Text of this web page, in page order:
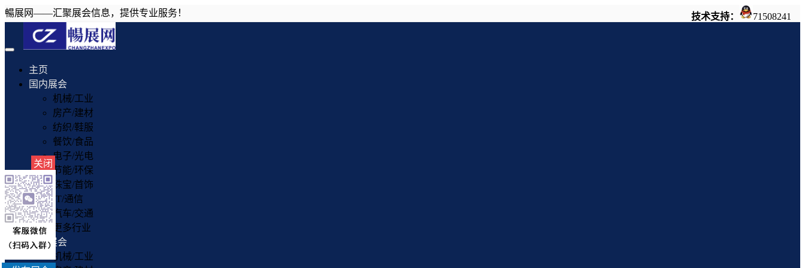
暢展网——汇聚展会信息，提供专业服务！ 技术支持： 71508241
Toggle
navigation
主页
国内展会
机械/工业
房产/建材
纺织/鞋服
餐饮/食品
电子/光电
节能/环保
珠宝/首饰
IT/通信
汽车/交通
更多行业
国外展会
机械/工业
关闭